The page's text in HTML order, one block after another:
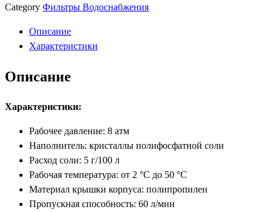
Category Фильтры Водоснабжения
Описание
Характеристики
Описание
Характеристики:
Рабочее давление: 8 атм
Наполнитель: кристаллы полифосфатной соли
Расход соли: 5 г/100 л
Рабочая температура: от 2 °С до 50 °С
Материал крышки корпуса: полипропилен
Пропускная способность: 60 л/мин